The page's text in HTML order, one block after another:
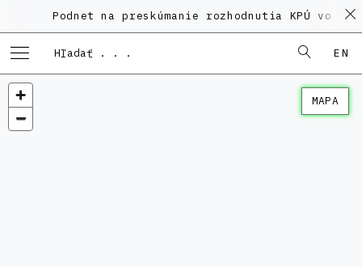
Podnet na preskúmanie rozhodnutia KPÚ vo
EN
MAPA